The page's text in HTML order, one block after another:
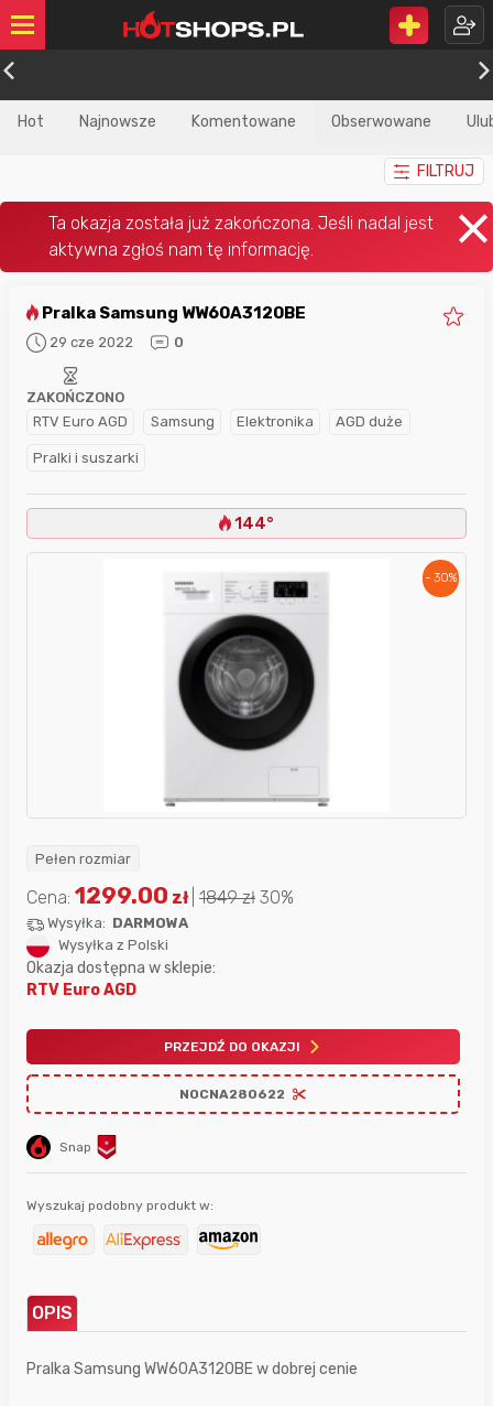
Hot Najnowsze Komentowane Obserwowane
FILTRUJ
Pralka Samsung WW60A3120BE
29 cze 2022 0
RTV Euro AGD Samsung Elektronika AGD duże
Pralki i suszarki
ZAKOŃCZONO
144°
- 30%
Pełen rozmiar
Snap
Cena: 1299.00 zł 1849zł 30%
Wysyłka: DARMOWA
Wysyłka z Polski
Okazja dostępna w sklepie:
RTV Euro AGD
PRZEJDŹ DO OKAZJI
NOCNA280622
Wyszukaj podobny produkt w:
OPIS
Pralka Samsung WW60A3120BE w dobrej cenie